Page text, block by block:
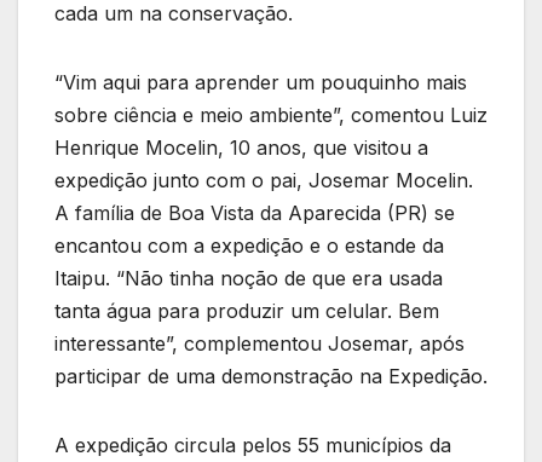
cada um na conservação.
“Vim aqui para aprender um pouquinho mais
sobre ciência e meio ambiente”, comentou Luiz
Henrique Mocelin, 10 anos, que visitou a
expedição junto com o pai, Josemar Mocelin.
A família de Boa Vista da Aparecida (PR) se
encantou com a expedição e o estande da
Itaipu. “Não tinha noção de que era usada
tanta água para produzir um celular. Bem
interessante”, complementou Josemar, após
participar de uma demonstração na Expedição.
A expedição circula pelos 55 municípios da